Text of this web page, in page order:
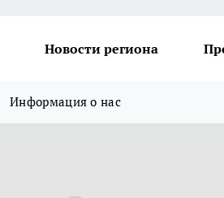
Новости региона
Информация о нас